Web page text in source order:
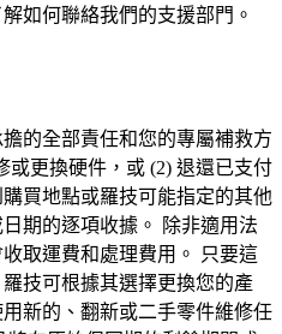
如何聯絡我們的支援部門。
的全部責任和您的專屬補救方
或更換硬件，或 (2) 退還已支付
買地點或羅技可能指定的其他
期的逐項收據。 除非適用法
取運費和處理費用。 只要這
技可根據其選擇更換您的產
新的、翻新或二手零件維修任